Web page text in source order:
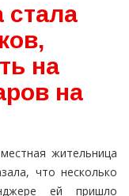
стала
на
на
жительница
что несколько
ей пришло